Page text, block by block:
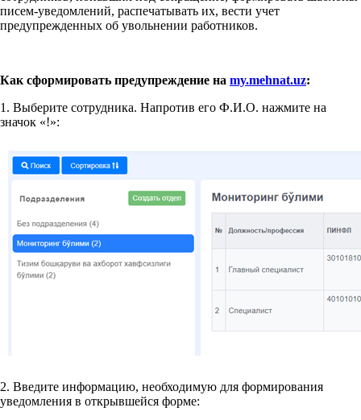
писем-уведомлений, распечатывать их, вести учет
предупрежденных об увольнении работников.
Как сформировать предупреждение на my.mehnat.uz:
1. Выберите сотрудника. Напротив его Ф.И.О. нажмите на
значок «!»:
2. Введите информацию, необходимую для формирования
уведомления в открывшейся форме: